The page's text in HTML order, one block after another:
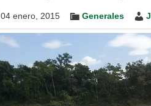
04 enero, 2015 Generales